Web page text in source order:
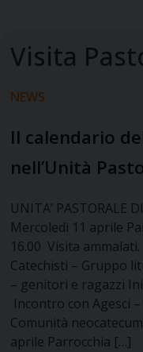
NEWS
Il calendario
nell’Unità
UNITA’ PASTORALE
Mercoledì 11 aprile
16.00 Visita
Catechisti – Gruppo
– genitori e ragazzi
Incontro con Agesci
Comunità
aprile Parrocchia […]